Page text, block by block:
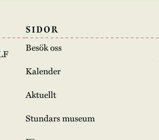
SIDOR
Besök oss
Kalender
Aktuellt
Stundars museum